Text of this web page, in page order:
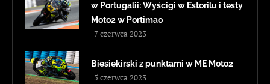
w Portugalii: Wyścigi w Estorilu i testy
Moto2 w Portimao
7 czerwca 2023
Biesiekirski z punktami w ME Moto2
5 czerwca 2023